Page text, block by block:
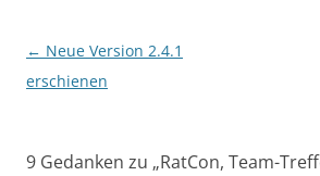
Beitragsnavigation
← Neue Version 2.4.1
erschienen
9 Gedanken zu „RatCon, Team-